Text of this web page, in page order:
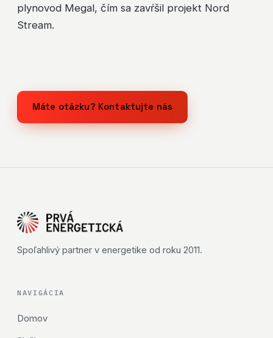
plynovod Megal, čím sa zavŕšil projekt Nord
Stream.
Máte otázku? Kontaktujte nás
Spoľahlivý partner v energetike od roku 2011.
NAVIGÁCIA
Domov